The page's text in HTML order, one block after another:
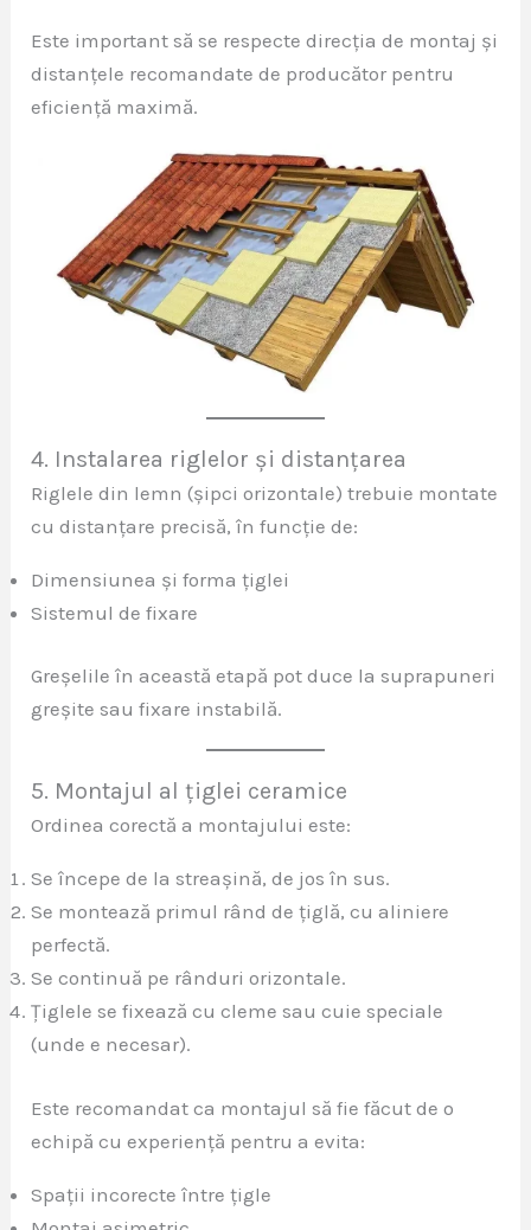
Este important să se respecte direcția de montaj și
distanțele recomandate de producător pentru
eficiență maximă.
4. Instalarea riglelor și distanțarea
Riglele din lemn (șipci orizontale) trebuie montate
cu distanțare precisă, în funcție de:
Dimensiunea și forma țiglei
Sistemul de fixare
Greșelile în această etapă pot duce la suprapuneri
greșite sau fixare instabilă.
5. Montajul al țiglei ceramice
Ordinea corectă a montajului este:
Se începe de la streașină, de jos în sus.
Se montează primul rând de țiglă, cu aliniere
perfectă.
Se continuă pe rânduri orizontale.
Țiglele se fixează cu cleme sau cuie speciale
(unde e necesar).
Este recomandat ca montajul să fie făcut de o
echipă cu experiență pentru a evita:
Spații incorecte între țigle